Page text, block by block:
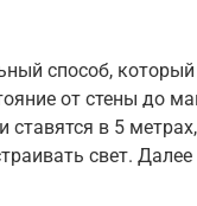
способ,
от стены до
ставятся в 5
свет.